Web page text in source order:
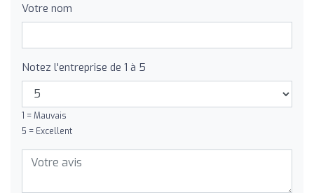
Votre nom
Notez l'entreprise de 1 à 5
1 = Mauvais
5 = Excellent